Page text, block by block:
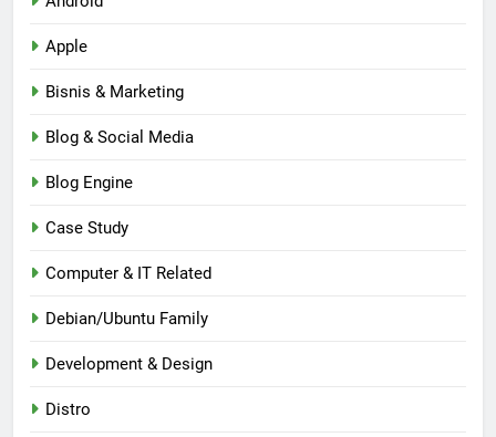
Apple
Bisnis & Marketing
Blog & Social Media
Blog Engine
Case Study
Computer & IT Related
Debian/Ubuntu Family
Development & Design
Distro